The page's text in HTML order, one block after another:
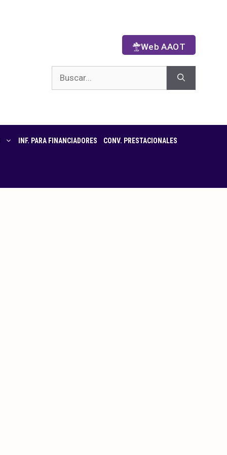
Web AAOT
INF. PARA FINANCIADORES CONV. PRESTACIONALES